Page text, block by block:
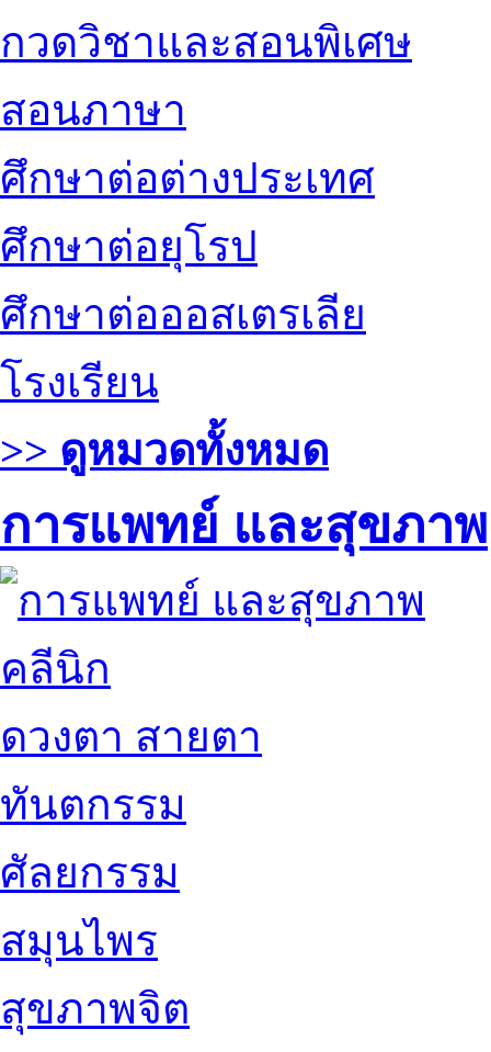
กวดวิชาและสอนพิเศษ
สอนภาษา
ศึกษาต่อต่างประเทศ
ศึกษาต่อยุโรป
ศึกษาต่อออสเตรเลีย
โรงเรียน
>> ดูหมวดทั้งหมด
การแพทย์ และสุขภาพ
คลีนิก
ดวงตา สายตา
ทันตกรรม
ศัลยกรรม
สมุนไพร
สุขภาพจิต